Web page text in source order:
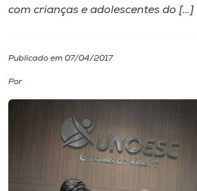
I.nova
Diplomados
Cultura
Biblioteca
com crianças e adolescentes​ do […]
Publicado em 07/04/2017
Por